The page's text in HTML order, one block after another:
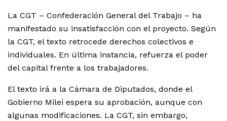
La CGT – Confederación General del Trabajo – ha
manifestado su insatisfacción con el proyecto. Según
la CGT, el texto retrocede derechos colectivos e
individuales. En última instancia, refuerza el poder
del capital frente a los trabajadores.
El texto irá a la Cámara de Diputados, donde el
Gobierno Milei espera su aprobación, aunque con
algunas modificaciones. La CGT, sin embargo,